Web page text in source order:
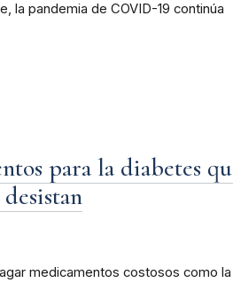
la pandemia de COVID-19 continúa
para la diabetes
medicamentos costosos como la